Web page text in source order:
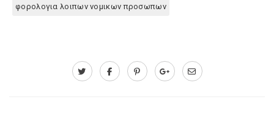
φορολογια λοιπων νομικων προσωπων